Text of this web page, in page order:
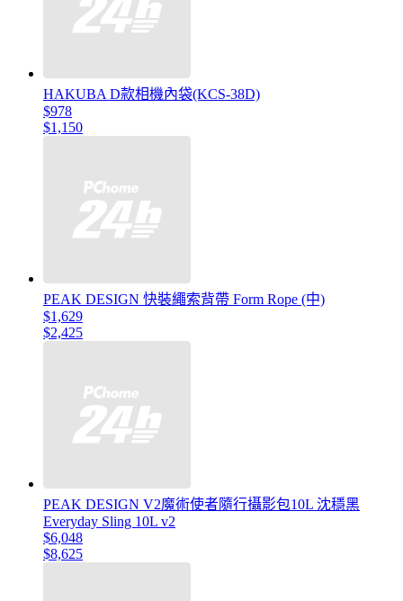
HAKUBA D款相機內袋(KCS-38D)
$978
$1,150
PEAK DESIGN 快裝繩索背帶 Form Rope (中)
$1,629
$2,425
PEAK DESIGN V2魔術使者隨行攝影包10L 沈穩黑
Everyday Sling 10L v2
$6,048
$8,625